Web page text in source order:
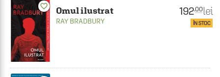
favorite_border Omul ilustrat
RAY BRADBURY
192.00 lei
ÎN STOC